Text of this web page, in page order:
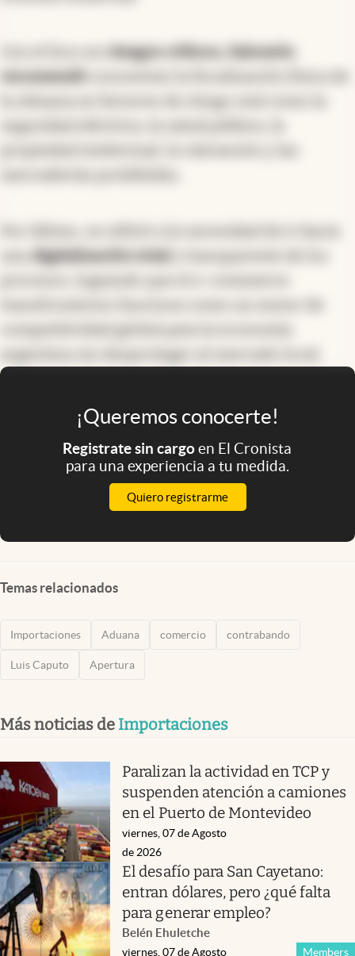
riesgos críticos, Salomón
recomendó
seguridad eléctrica, la salud pública, la
digitalización total
¡Queremos conocerte!
Registrate sin cargoen El Cronista
para una experiencia a tu medida.
Quiero registrarme
Temas relacionados
Importaciones Aduana comercio contrabando
Luis Caputo Apertura
Más noticias de Importaciones
Paralizan la actividad en TCP y
suspenden atención a camiones
en el Puerto de Montevideo
viernes, 07 de Agosto
de 2026
El desafío para San Cayetano:
entran dólares, pero ¿qué falta
para generar empleo?
Belén Ehuletche
Members
viernes, 07 de Agosto